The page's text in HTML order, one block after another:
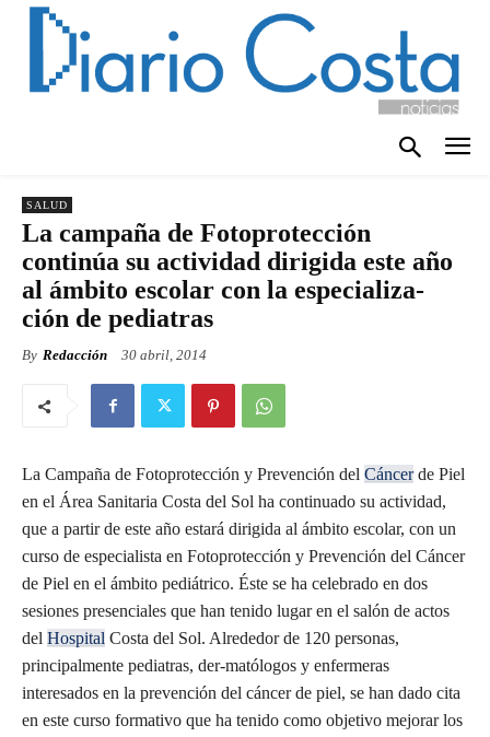
SALUD
La campaña de Fotoprotección
continúa su actividad dirigida este año
al ámbito escolar con la especializa-
ción de pediatras
By Redacción 30 abril, 2014
La Campaña de Fotoprotección y Prevención del Cáncerde Piel
en el Área Sanitaria Costa del Sol ha continuado su actividad,
que a partir de este año estará dirigida al ámbito escolar, con un
curso de especialista en Fotoprotección y Prevención del Cáncer
de Piel en el ámbito pediátrico. Éste se ha celebrado en dos
sesiones presenciales que han tenido lugar en el salón de actos
del Hospital Costa del Sol. Alrededor de 120 personas,
principalmente pediatras, der-matólogos y enfermeras
interesados en la prevención del cáncer de piel, se han dado cita
en este curso formativo que ha tenido como objetivo mejorar los